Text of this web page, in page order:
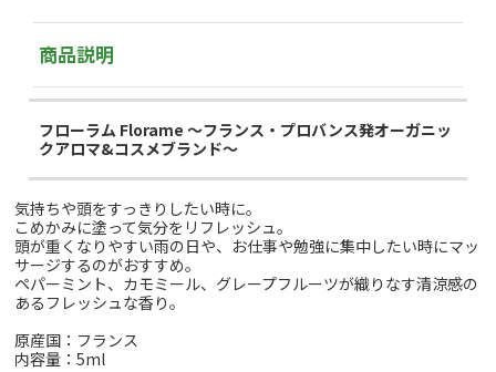
商品説明
フローラム Florame ～フランス・プロバンス発オーガニッ
クアロマ&コスメブランド～
気持ちや頭をすっきりしたい時に。
こめかみに塗って気分をリフレッシュ。
頭が重くなりやすい雨の日や、お仕事や勉強に集中したい時にマッ
サージするのがおすすめ。
ペパーミント、カモミール、グレープフルーツが織りなす清涼感の
あるフレッシュな香り。
原産国：フランス
内容量：5ml